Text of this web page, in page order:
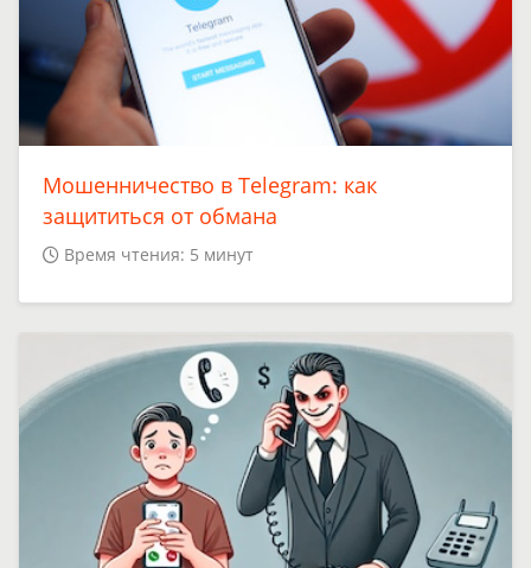
Мошенничество в Telegram: как
защититься от обмана
Время чтения: 5 минут